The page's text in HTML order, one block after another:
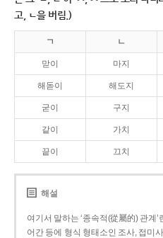
고, ㄴ을 버림.)
ㄱ ㄴ
맏이 마지
해돋이 해도지
굳이 구지
같이 가치
끝이 끄치
해설
여기서 말하는 ‘종속적(從屬的) 관계
어간 등에 형식 형태소인 조사, 접미